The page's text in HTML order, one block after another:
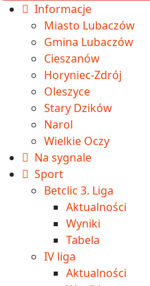
Informacje
Miasto Lubaczów
Gmina Lubaczów
Cieszanów
Horyniec-Zdrój
Oleszyce
Stary Dzików
Narol
Wielkie Oczy
Na sygnale
Sport
Betclic 3. Liga
Aktualności
Wyniki
Tabela
IV liga
Aktualności